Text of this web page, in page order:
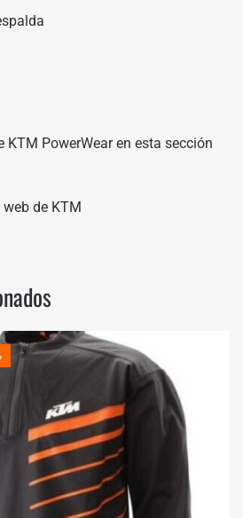
KTM PowerWear en esta sección
web de KTM